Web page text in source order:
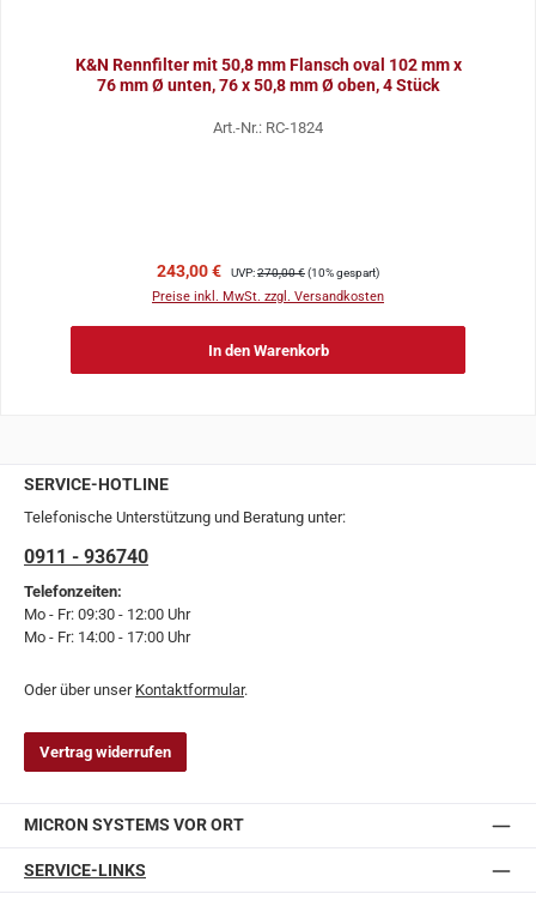
K&N Rennfilter mit 50,8 mm Flansch oval 102 mm x
76 mm Ø unten, 76 x 50,8 mm Ø oben, 4 Stück
Art.-Nr.: RC-1824
Verkaufspreis:
243,00 € Regulärer Preis:
UVP:270,00 €(10% gespart)
Preise inkl. MwSt. zzgl. Versandkosten
In den Warenkorb
SERVICE-HOTLINE
Telefonische Unterstützung und Beratung unter:
0911 - 936740
Telefonzeiten:
Mo - Fr: 09:30 - 12:00 Uhr
Mo - Fr: 14:00 - 17:00 Uhr
Oder über unser Kontaktformular.
Vertrag widerrufen
MICRON SYSTEMS VOR ORT
SERVICE-LINKS